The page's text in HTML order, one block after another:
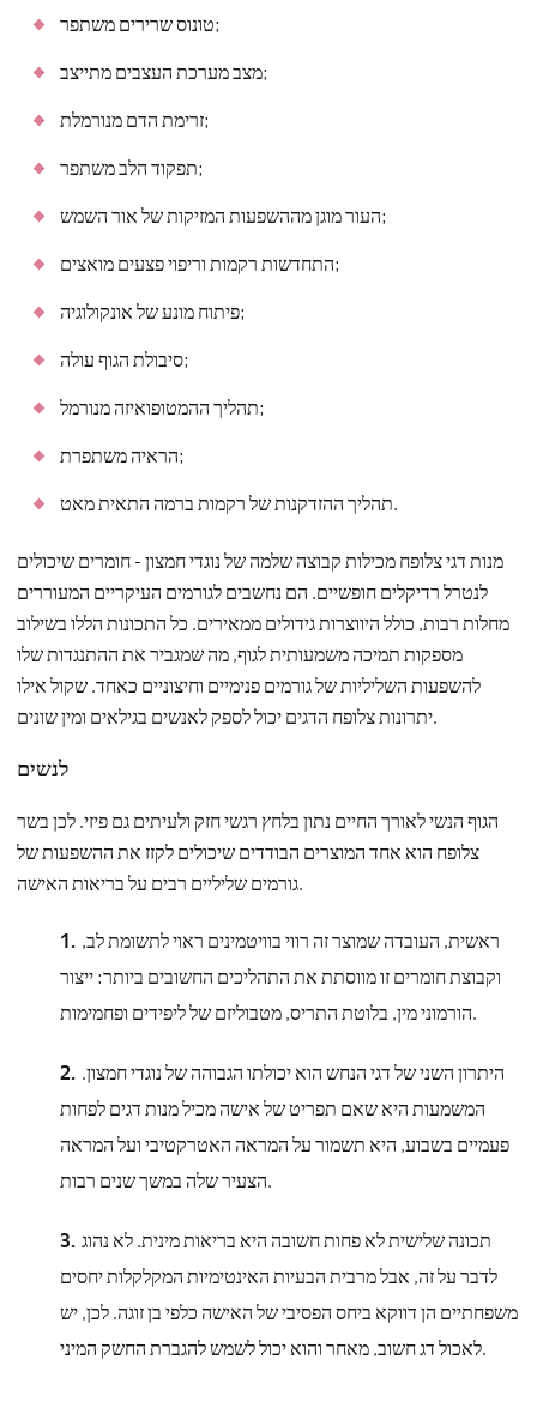
טונוס שרירים משתפר;
מצב מערכת העצבים מתייצב;
זרימת הדם מנורמלת;
תפקוד הלב משתפר;
העור מוגן מההשפעות המזיקות של אור השמש;
התחדשות רקמות וריפוי פצעים מואצים;
פיתוח מונע של אונקולוגיה;
סיבולת הגוף עולה;
תהליך ההמטופואיזה מנורמל;
הראיה משתפרת;
תהליך ההזדקנות של רקמות ברמה התאית מאט.
מנות דגי צלופח מכילות קבוצה שלמה של נוגדי חמצון - חומרים שיכולים
לנטרל רדיקלים חופשיים. הם נחשבים לגורמים העיקריים המעוררים
מחלות רבות, כולל היווצרות גידולים ממאירים. כל התכונות הללו בשילוב
מספקות תמיכה משמעותית לגוף, מה שמגביר את ההתנגדות שלו
להשפעות השליליות של גורמים פנימיים וחיצוניים כאחד. שקול אילו
יתרונות צלופח הדגים יכול לספק לאנשים בגילאים ומין שונים.
לנשים
הגוף הנשי לאורך החיים נתון בלחץ רגשי חזק ולעיתים גם פיזי. לכן בשר
צלופח הוא אחד המוצרים הבודדים שיכולים לקזז את ההשפעות של
גורמים שליליים רבים על בריאות האישה.
ראשית, העובדה שמוצר זה רווי בוויטמינים ראוי לתשומת לב,
וקבוצת חומרים זו מווסתת את התהליכים החשובים ביותר: ייצור
הורמוני מין, בלוטת התריס, מטבוליזם של ליפידים ופחמימות.
היתרון השני של דגי הנחש הוא יכולתו הגבוהה של נוגדי חמצון.
המשמעות היא שאם תפריט של אישה מכיל מנות דגים לפחות
פעמיים בשבוע, היא תשמור על המראה האטרקטיבי ועל המראה
הצעיר שלה במשך שנים רבות.
תכונה שלישית לא פחות חשובה היא בריאות מינית. לא נהוג
לדבר על זה, אבל מרבית הבעיות האינטימיות המקלקלות יחסים
משפחתיים הן דווקא ביחס הפסיבי של האישה כלפי בן זוגה. לכן, יש
לאכול דג חשוב, מאחר והוא יכול לשמש להגברת החשק המיני.